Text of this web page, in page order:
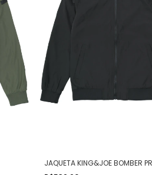
JAQUETA KING&JOE BOMBER